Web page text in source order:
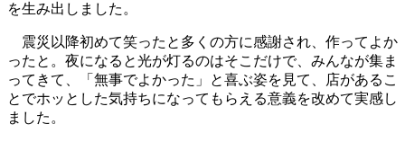
を生み出しました。
震災以降初めて笑ったと多くの方に感謝され、作ってよか
ったと。夜になると光が灯るのはそこだけで、みんなが集ま
ってきて、「無事でよかった」と喜ぶ姿を見て、店があるこ
とでホッとした気持ちになってもらえる意義を改めて実感し
ました。